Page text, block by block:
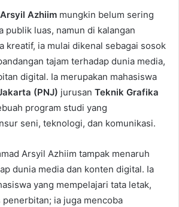
Azhiim mungkin belum sering
publik luas, namun di kalangan
kreatif, ia mulai dikenal sebagai sosok
tajam terhadap dunia media,
digital. Ia merupakan mahasiswa
(PNJ) jurusan Teknik Grafika
program studi yang
seni, teknologi, dan komunikasi.
Arsyil Azhiim tampak menaruh
dunia media dan konten digital. Ia
yang mempelajari tata letak,
ia juga mencoba